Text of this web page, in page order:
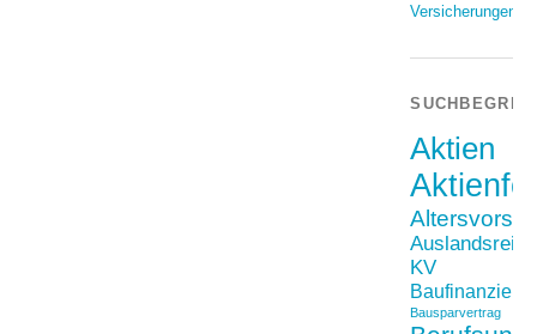
Versicherungen
Aktien
Auslandsreise
KV
Bausparvertrag